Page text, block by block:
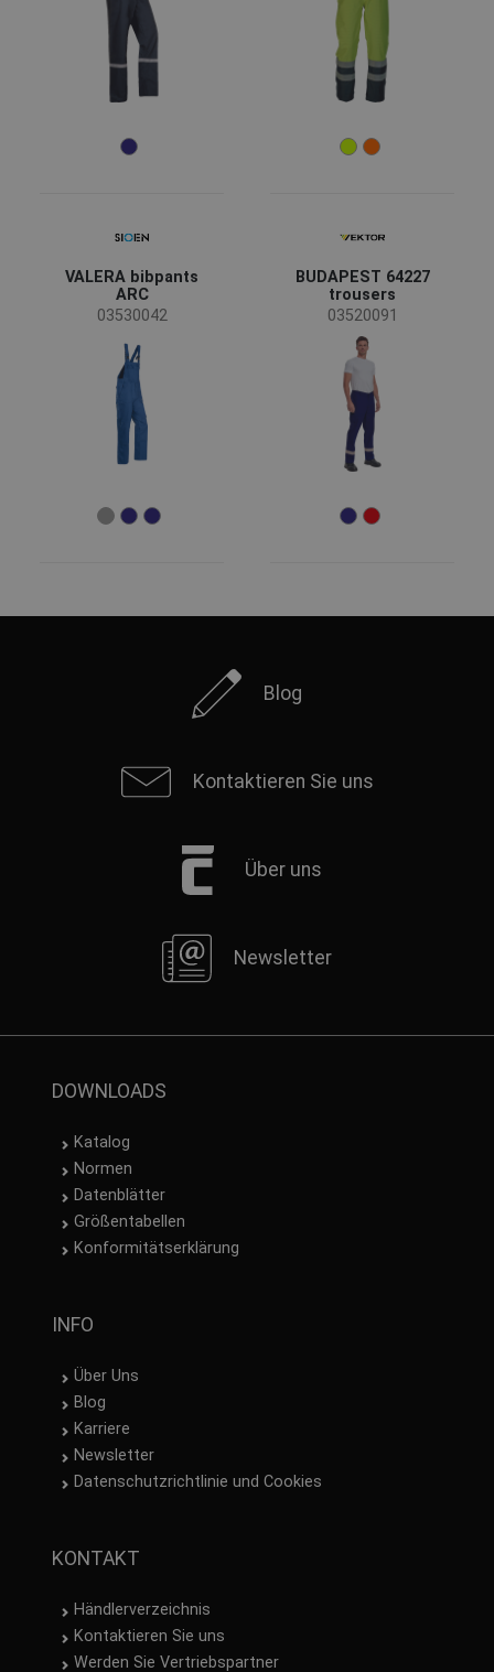
VALERA bibpants
ARC
03530042
BUDAPEST 64227
trousers
03520091
Blog
Kontaktieren Sie uns
Über uns
Newsletter
DOWNLOADS
Katalog
Normen
Datenblätter
Größentabellen
Konformitätserklärung
INFO
Über Uns
Blog
Karriere
Newsletter
Datenschutzrichtlinie und Cookies
KONTAKT
Händlerverzeichnis
Kontaktieren Sie uns
Werden Sie Vertriebspartner